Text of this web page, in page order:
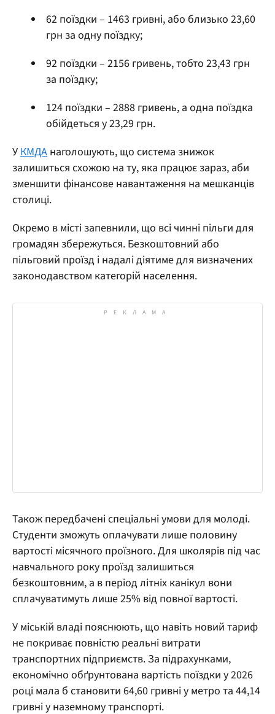
62 поїздки – 1463 гривні, або близько 23,60
грн за одну поїздку;
92 поїздки – 2156 гривень, тобто 23,43 грн
за поїздку;
124 поїздки – 2888 гривень, а одна поїздка
обійдеться у 23,29 грн.
УКМДА наголошують, що система знижок
залишиться схожою на ту, яка працює зараз, аби
зменшити фінансове навантаження на мешканців
столиці.
Окремо в місті запевнили, що всі чинні пільги для
громадян збережуться. Безкоштовний або
пільговий проїзд і надалі діятиме для визначених
законодавством категорій населення.
Також передбачені спеціальні умови для молоді.
Студенти зможуть оплачувати лише половину
вартості місячного проїзного. Для школярів під час
навчального року проїзд залишиться
безкоштовним, а в період літніх канікул вони
сплачуватимуть лише 25% від повної вартості.
У міській владі пояснюють, що навіть новий тариф
не покриває повністю реальні витрати
транспортних підприємств. За підрахунками,
економічно обґрунтована вартість поїздки у 2026
році мала б становити 64,60 гривні у метро та 44,14
гривні у наземному транспорті.